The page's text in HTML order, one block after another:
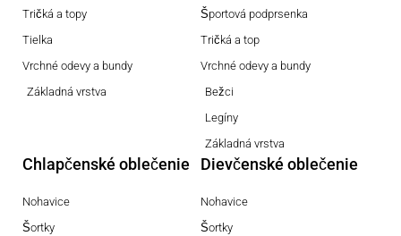
Tričká a topy
Tielka
Vrchné odevy a bundy
Základná vrstva
Športová podprsenka
Tričká a top
Vrchné odevy a bundy
Bežci
Legíny
Základná vrstva
Chlapčenské oblečenie
Nohavice
Šortky
Dievčenské oblečenie
Nohavice
Šortky